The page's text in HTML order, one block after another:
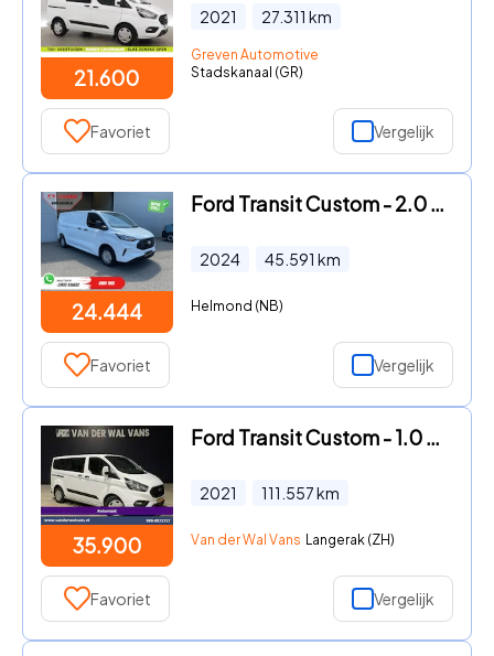
21.600
2021 27.311 km
Greven Automotive
Stadskanaal (GR)
Favoriet Vergelijk
24.444
Ford Transit Custom - 2.0 TDCI L2 Trend Carplay/ Camera/ Climate/ PDC/ Cruise/ DAB
2024 45.591 km
Helmond (NB)
Favoriet Vergelijk
35.900
Ford Transit Custom - 1.0 EcoBoost Hybride Automaat L1H1 9 Persoons Personenbus Eu
2021 111.557km
Van der Wal Vans Langerak (ZH)
Favoriet Vergelijk